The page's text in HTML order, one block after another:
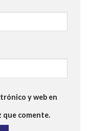
y web en
que comente.